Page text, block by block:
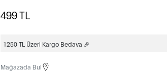
499TL
1250 TL Üzeri Kargo Bedava 🎉
Mağazada Bul